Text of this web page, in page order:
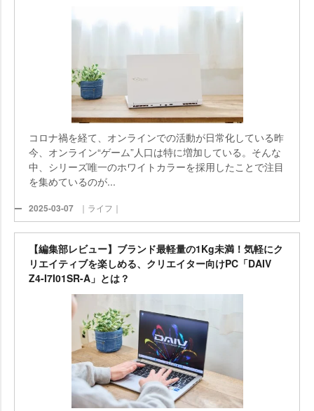
コロナ禍を経て、オンラインでの活動が日常化している昨
今、オンライン“ゲーム”人口は特に増加している。そんな
中、シリーズ唯一のホワイトカラーを採用したことで注目
を集めているのが...
2025-03-07 ｜ライフ｜
【編集部レビュー】ブランド最軽量の1Kg未満！気軽にク
リエイティブを楽しめる、クリエイター向けPC「DAIV
Z4-I7I01SR-A」とは？